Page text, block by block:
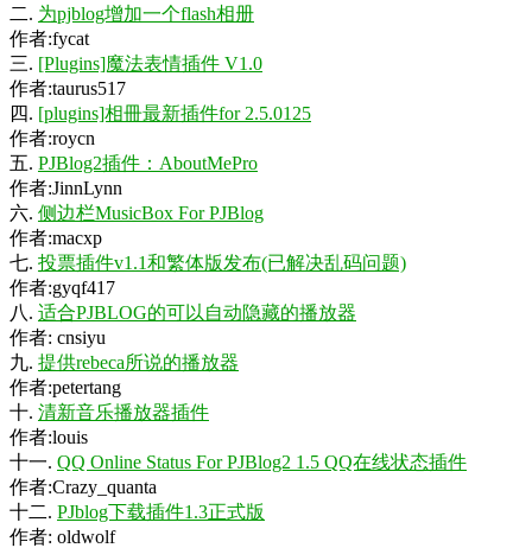
二. 为pjblog增加一个flash相册
作者:fycat
三. [Plugins]魔法表情插件 V1.0
作者:taurus517
四. [plugins]相冊最新插件for 2.5.0125
作者:roycn
五. PJBlog2插件：AboutMePro
作者:JinnLynn
六. 侧边栏MusicBox For PJBlog
作者:macxp
七. 投票插件v1.1和繁体版发布(已解决乱码问题)
作者:gyqf417
八. 适合PJBLOG的可以自动隐藏的播放器
作者: cnsiyu
九. 提供rebeca所说的播放器
作者:petertang
十. 清新音乐播放器插件
作者:louis
十一. QQ Online Status For PJBlog2 1.5 QQ在线状态插件
作者:Crazy_quanta
十二. PJblog下载插件1.3正式版
作者: oldwolf